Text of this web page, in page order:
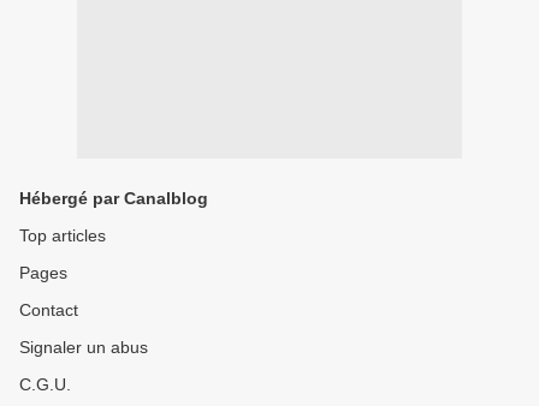
Hébergé par Canalblog
Top articles
Pages
Contact
Signaler un abus
C.G.U.